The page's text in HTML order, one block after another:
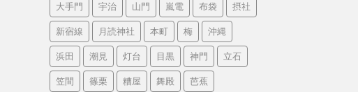
大手門 宇治 山門 嵐電 布袋 摂社
新宿線 月読神社 本町 梅 沖縄
浜田 潮見 灯台 目黒 神門 立石
笠間 篠栗 糟屋 舞殿 芭蕉